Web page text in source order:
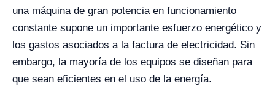
una máquina de gran potencia en funcionamiento
constante supone un importante esfuerzo energético y
los gastos asociados a la factura de electricidad. Sin
embargo, la mayoría de los equipos se diseñan para
que sean eficientes en el uso de la energía.